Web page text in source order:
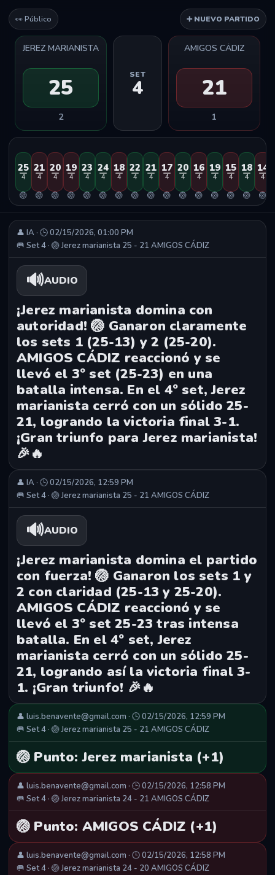
👀 Público ➕ NUEVO PARTIDO
JEREZ MARIANISTA
25
2
SET
4
AMIGOS CÁDIZ
21
1
25
4
🏐
21
4
🏐
20
4
🏐
19
4
🏐
23
4
🏐
24
4
🏐
18
4
🏐
22
4
🏐
21
4
🏐
17
4
🏐
20
4
🏐
16
4
🏐
19
4
🏐
15
4
🏐
18
4
🏐
14
4
🏐
👤 IA · 🕒 02/15/2026, 01:00 PM
🥅 Set 4 · 🏐 Jerez marianista 25 - 21 AMIGOS CÁDIZ
🔊AUDIO
¡Jerez marianista domina con
autoridad! 🏐 Ganaron claramente
los sets 1 (25-13) y 2 (25-20).
AMIGOS CÁDIZ reaccionó y se
llevó el 3º set (25-23) en una
batalla intensa. En el 4º set, Jerez
marianista cerró con un sólido 25-
21, logrando la victoria final 3-1.
¡Gran triunfo para Jerez marianista!
🎉🔥
👤 IA · 🕒 02/15/2026, 12:59 PM
🥅 Set 4 · 🏐 Jerez marianista 25 - 21 AMIGOS CÁDIZ
🔊AUDIO
¡Jerez marianista domina el partido
con fuerza! 🏐 Ganaron los sets 1 y
2 con claridad (25-13 y 25-20).
AMIGOS CÁDIZ reaccionó y se
llevó el 3º set 25-23 tras intensa
batalla. En el 4º set, Jerez
marianista cerró con un sólido 25-
21, logrando así la victoria final 3-
1. ¡Gran triunfo! 🎉🔥
👤 luis.benavente@gmail.com · 🕒 02/15/2026, 12:59 PM
🥅 Set 4 · 🏐 Jerez marianista 25 - 21 AMIGOS CÁDIZ
🏐 Punto: Jerez marianista (+1)
👤 luis.benavente@gmail.com · 🕒 02/15/2026, 12:58 PM
🥅 Set 4 · 🏐 Jerez marianista 24 - 21 AMIGOS CÁDIZ
🏐 Punto: AMIGOS CÁDIZ (+1)
👤 luis.benavente@gmail.com · 🕒 02/15/2026, 12:58 PM
🥅 Set 4 · 🏐 Jerez marianista 24 - 20 AMIGOS CÁDIZ